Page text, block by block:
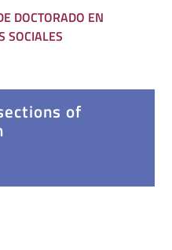
DOCTORADO EN
SOCIALES
of